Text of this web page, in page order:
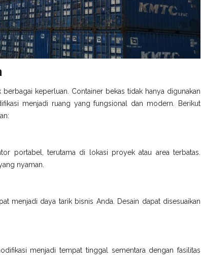
keperluan. Container bekas tidak hanya digunakan
menjadi ruang yang fungsional dan modern. Berikut
portabel, terutama di lokasi proyek atau area terbatas.
nyaman.
menjadi daya tarik bisnis Anda. Desain dapat disesuaikan
menjadi tempat tinggal sementara dengan fasilitas